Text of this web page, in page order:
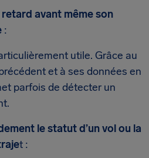
avant même son
:
utile. Grâce au
et à ses données en
parfois de détecter un
le statut d’un vol ou la
t :